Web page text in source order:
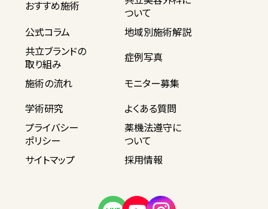
おすすめ施術
ついて
公式コラム
地域別施術解説
共立ブランドの
取り組み
症例写真
施術の流れ
モニター募集
学術研究
よくある質問
プライバシー
ポリシー
薬機法遵守に
ついて
サイトマップ
採用情報